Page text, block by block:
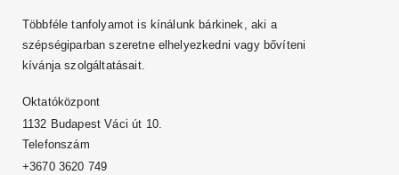
Többféle tanfolyamot is kínálunk bárkinek, aki a
szépségiparban szeretne elhelyezkedni vagy bővíteni
kívánja szolgáltatásait.
Oktatóközpont
1132 Budapest Váci út 10.
Telefonszám
+3670 3620 749